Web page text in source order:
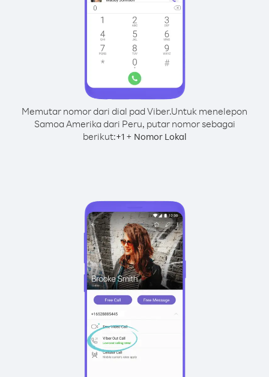
Memutar nomor dari dial pad Viber.Untuk menelepon
Samoa Amerika dari Peru, putar nomor sebagai
berikut:+1+ Nomor Lokal